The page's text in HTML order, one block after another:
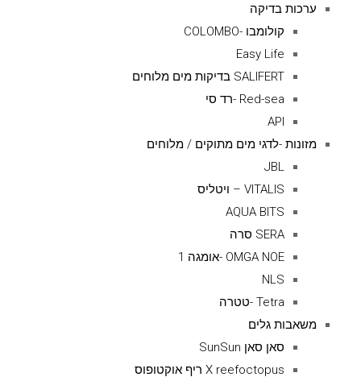
ערכות בדיקה
קולומבו -COLOMBO
Easy Life
SALIFERT בדיקות מים מלוחים
Red-sea -רד סי
API
מזונות -לדגי מים מתוקים / מלוחים
JBL
VITALIS – ויטליס
AQUA BITS
SERA סרה
OMGA NOE -אומגה 1
NLS
Tetra -טטרה
משאבות גלים
סאן סאן SunSun
X reefoctopus ריף אוקטופוס